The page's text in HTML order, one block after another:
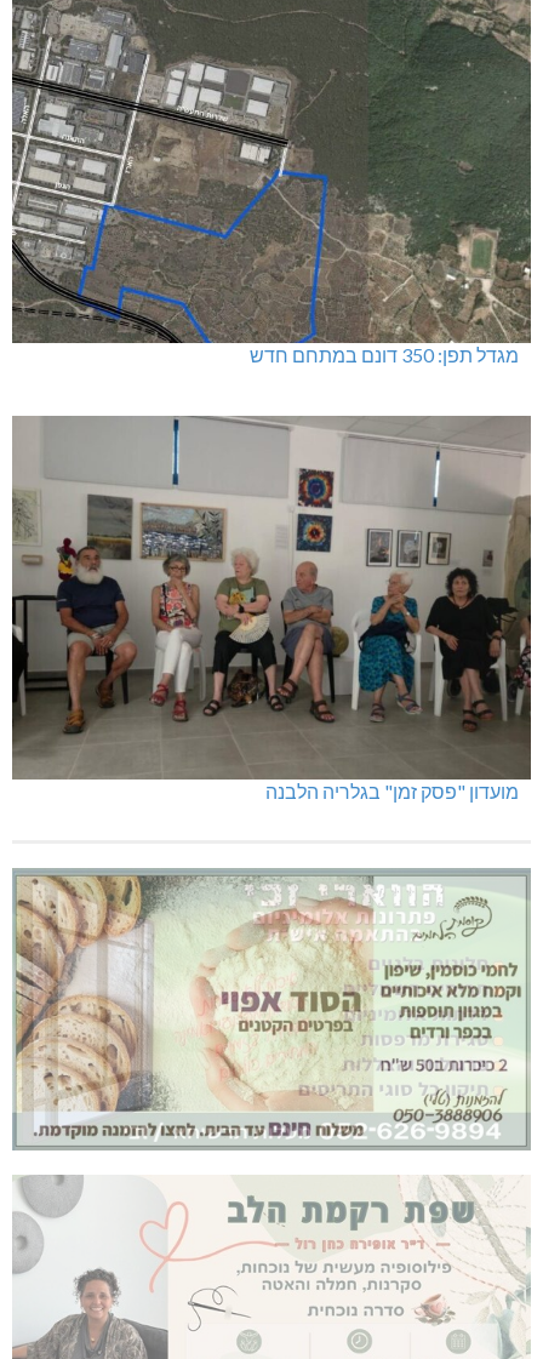
מגדל תפן: 350 דונם במתחם חדש
מועדון "פסק זמן" בגלריה הלבנה